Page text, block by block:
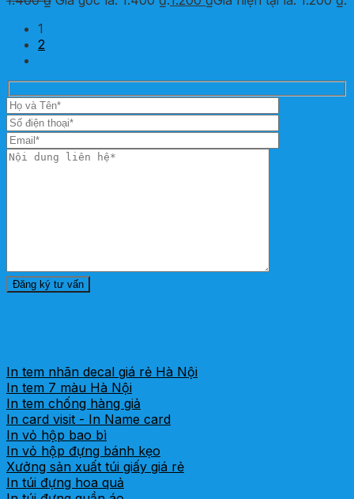
1
2
In tem nhãn decal giá rẻ Hà Nội
In tem 7 màu Hà Nội
In tem chống hàng giả
In card visit - In Name card
In vỏ hộp bao bì
In vỏ hộp đựng bánh kẹo
Xưởng sản xuất túi giấy giá rẻ
In túi đựng hoa quả